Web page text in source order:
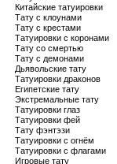
Китайские татуировки
Тату с клоунами
Тату с крестами
Татуировки с коронами
Тату со смертью
Тату с демонами
Дьявольские тату
Татуировки драконов
Египетские тату
Экстремальные тату
Татуировки глаз
Татуировки фей
Тату фэнтэзи
Татуировки с огнём
Татуировки с флагами
Игровые тату